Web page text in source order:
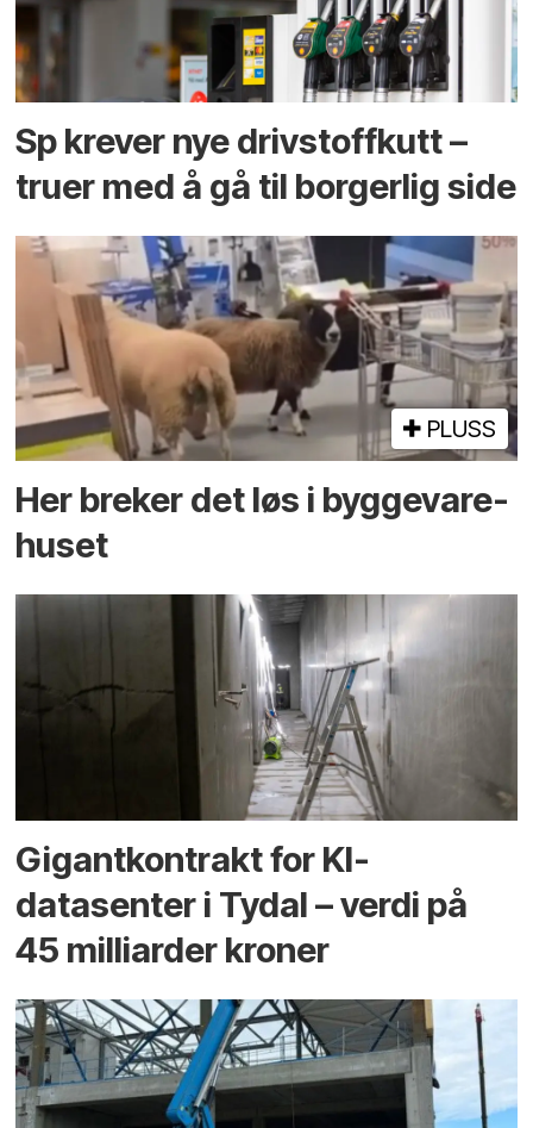
Sp krever nye drivstoffkutt –
truer med å gå til borgerlig side
PLUSS
Her breker det løs i bygge­vare­
huset
Gigantkontrakt for KI-
datasenter i Tydal – verdi på
45 milliarder kroner